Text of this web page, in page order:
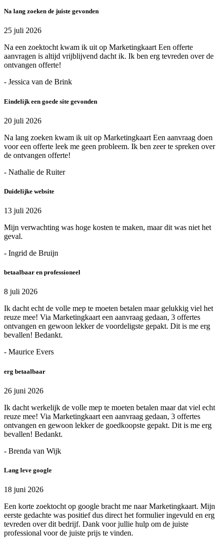
Na lang zoeken de juiste gevonden
25 juli 2026
Na een zoektocht kwam ik uit op Marketingkaart Een offerte
aanvragen is altijd vrijblijvend dacht ik. Ik ben erg tevreden over de
ontvangen offerte!
- Jessica van de Brink
Eindelijk een goede site gevonden
20 juli 2026
Na lang zoeken kwam ik uit op Marketingkaart Een aanvraag doen
voor een offerte leek me geen probleem. Ik ben zeer te spreken over
de ontvangen offerte!
- Nathalie de Ruiter
Duidelijke website
13 juli 2026
Mijn verwachting was hoge kosten te maken, maar dit was niet het
geval.
- Ingrid de Bruijn
betaalbaar en professioneel
8 juli 2026
Ik dacht echt de volle mep te moeten betalen maar gelukkig viel het
reuze mee! Via Marketingkaart een aanvraag gedaan, 3 offertes
ontvangen en gewoon lekker de voordeligste gepakt. Dit is me erg
bevallen! Bedankt.
- Maurice Evers
erg betaalbaar
26 juni 2026
Ik dacht werkelijk de volle mep te moeten betalen maar dat viel echt
reuze mee! Via Marketingkaart een aanvraag gedaan, 3 offertes
ontvangen en gewoon lekker de goedkoopste gepakt. Dit is me erg
bevallen! Bedankt.
- Brenda van Wijk
Lang leve google
18 juni 2026
Een korte zoektocht op google bracht me naar Marketingkaart. Mijn
eerste gedachte was positief dus direct het formulier ingevuld en erg
tevreden over dit bedrijf. Dank voor jullie hulp om de juiste
professional voor de juiste prijs te vinden.